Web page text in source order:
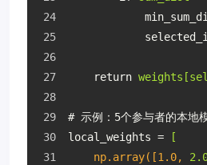
return
# 示例：5个参与者的本地
local_weights =
[
np.array([1.0,